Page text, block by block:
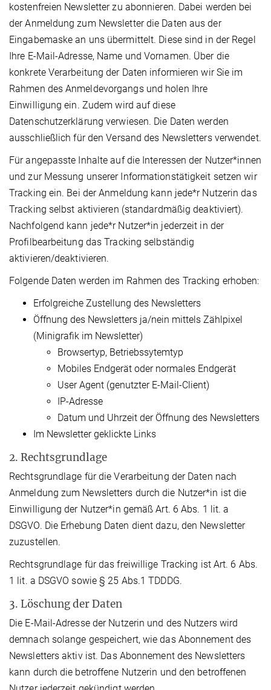
kostenfreien Newsletter zu abonnieren. Dabei werden bei
der Anmeldung zum Newsletter die Daten aus der
Eingabemaske an uns übermittelt. Diese sind in der Regel
Ihre E-Mail-Adresse, Name und Vornamen. Über die
konkrete Verarbeitung der Daten informieren wir Sie im
Rahmen des Anmeldevorgangs und holen Ihre
Einwilligung ein. Zudem wird auf diese
Datenschutzerklärung verwiesen. Die Daten werden
ausschließlich für den Versand des Newsletters verwendet.
Für angepasste Inhalte auf die Interessen der Nutzer*innen
und zur Messung unserer Informationstätigkeit setzen wir
Tracking ein. Bei der Anmeldung kann jede*r Nutzerin das
Tracking selbst aktivieren (standardmäßig deaktiviert).
Nachfolgend kann jede*r Nutzer*in jederzeit in der
Profilbearbeitung das Tracking selbständig
aktivieren/deaktivieren.
Folgende Daten werden im Rahmen des Tracking erhoben:
Erfolgreiche Zustellung des Newsletters
Öffnung des Newsletters ja/nein mittels Zählpixel
(Minigrafik im Newsletter)
Browsertyp, Betriebssytemtyp
Mobiles Endgerät oder normales Endgerät
User Agent (genutzter E-Mail-Client)
IP-Adresse
Datum und Uhrzeit der Öffnung des Newsletters
Im Newsletter geklickte Links
2. Rechtsgrundlage
Rechtsgrundlage für die Verarbeitung der Daten nach
Anmeldung zum Newsletters durch die Nutzer*in ist die
Einwilligung der Nutzer*in gemäß Art. 6 Abs. 1 lit. a
DSGVO. Die Erhebung Daten dient dazu, den Newsletter
zuzustellen.
Rechtsgrundlage für das freiwillige Tracking ist Art. 6 Abs.
1 lit. a DSGVO sowie § 25 Abs.1 TDDDG.
3. Löschung der Daten
Die E-Mail-Adresse der Nutzerin und des Nutzers wird
demnach solange gespeichert, wie das Abonnement des
Newsletters aktiv ist. Das Abonnement des Newsletters
kann durch die betroffene Nutzerin und den betroffenen